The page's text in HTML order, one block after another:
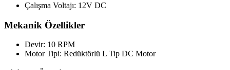
Çalışma Voltajı: 12V DC
Mekanik Özellikler
Devir: 10 RPM
Motor Tipi: Redüktörlü L Tip DC Motor